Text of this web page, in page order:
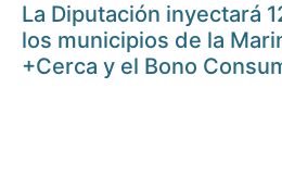
La Diputación inyectará
los municipios de la
+Cerca y el Bono